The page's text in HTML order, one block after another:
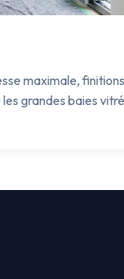
maximale,
grandes baies